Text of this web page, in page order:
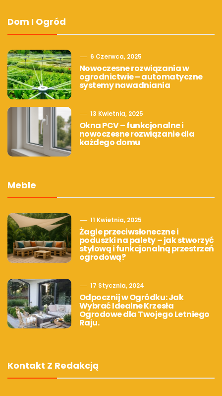
Dom I Ogród
6 Czerwca, 2025
Nowoczesne rozwiązania w
ogrodnictwie – automatyczne
systemy nawadniania
13 Kwietnia, 2025
Okna PCV – funkcjonalne i
nowoczesne rozwiązanie dla
każdego domu
Meble
11 Kwietnia, 2025
Żagle przeciwsłoneczne i
poduszki na palety – jak stworzyć
stylową i funkcjonalną przestrzeń
ogrodową?
17 Stycznia, 2024
Odpocznij w Ogródku: Jak
Wybrać Idealne Krzesła
Ogrodowe dla Twojego Letniego
Raju.
Kontakt Z Redakcją